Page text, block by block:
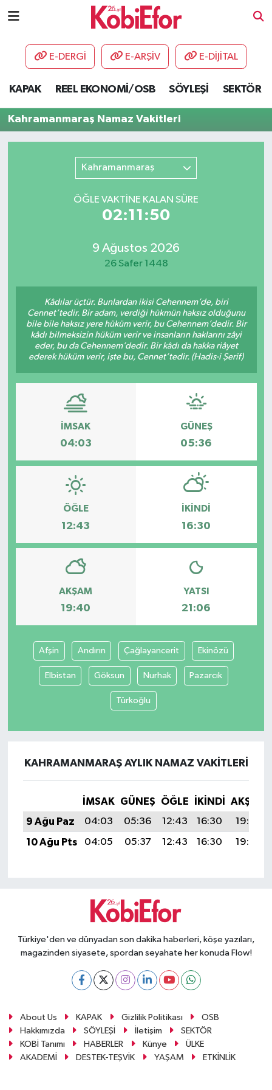
E-DERGİ E-ARŞİV E-DİJİTAL
KAPAK REEL EKONOMİ/OSB SÖYLEŞİ SEKTÖR
Kahramanmaraş Namaz Vakitleri
Kahramanmaraş
ÖĞLE VAKTİNE KALAN SÜRE
02:11:50
9 Ağustos 2026
26 Safer 1448
Kâdılar üçtür. Bunlardan ikisi Cehennem’de, biri
Cennet’tedir. Bir adam, verdiği hükmün haksız olduğunu
bile bile haksız yere hüküm verir, bu Cehennem’dedir. Bir
kâdı bilmeksizin hüküm verir ve insanların haklarını zâyi
eder, bu da Cehennem’dedir. Bir kâdı da hakka riâyet
ederek hüküm verir, işte bu, Cennet’tedir. (Hadis-i Şerif)
İMSAK
04:03
GÜNEŞ
05:36
ÖĞLE
12:43
İKINDI
16:30
AKŞAM
19:40
YATSI
21:06
Afşin Andırın Çağlayancerit Ekinözü
Elbistan Göksun Nurhak Pazarcık
Türkoğlu
KAHRAMANMARAŞ AYLIK NAMAZ VAKITLERI
İMSAK GÜNEŞ ÖĞLE İKINDI
AKŞAM
9 Ağu Paz
04:03 05:36 12:43 16:30
19:40
10 Ağu Pts
04:05 05:37 12:43 16:30 19:39
Türkiye'den ve dünyadan son dakika haberleri, köşe yazıları,
magazinden siyasete, spordan seyahate her konuda Flow!
About Us KAPAK Gizlilik Politikası
OSB
Hakkımızda
SÖYLEŞİ İletişim
SEKTÖR
KOBİ Tanımı
HABERLER Künye
ÜLKE
AKADEMİ
DESTEK-TEŞVİK YAŞAM ETKİNLİK
AKADEMİ
DESTEK-TEŞVİK
HABERLER
ŞİRKET PANO
SÖYLEŞİ